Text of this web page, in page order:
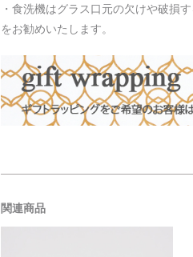
・食洗機はグラス口元の欠けや破損
をお勧めいたします。
関連商品